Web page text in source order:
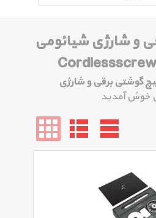
و شارژی شیائومی
گوشتی برقی و شارژی
خوش آمدید